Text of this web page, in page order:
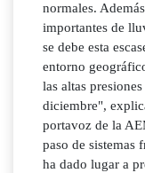
normales.
importantes de
se debe esta
entorno
las altas
diciembre",
portavoz de la
paso de sistemas
ha dado lugar a